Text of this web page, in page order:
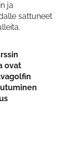
ja
sattuneet
ovat